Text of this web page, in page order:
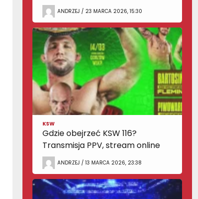
ANDRZEJ / 23 MARCA 2026, 15:30
KSW
Gdzie obejrzeć KSW 116?
Transmisja PPV, stream online
ANDRZEJ / 13 MARCA 2026, 23:38